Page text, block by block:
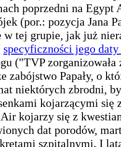
poprzedni na
(por.: pozycja Jana
w tej grupie, jak już
specyficzności jego
("TVP
zabójstwo Papały, o
niektórych zbrodni,
kojarzącymi się
kojarzy się z
dat porodów,
szpitalnymi. I